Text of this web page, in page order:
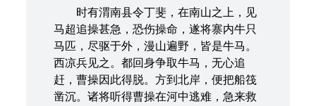
时有渭南县令丁斐，在南山之上，见
马超追操甚急，恐伤操命，遂将寨内牛只
马匹，尽驱于外，漫山遍野，皆是牛马。
西凉兵见之。都回身争取牛马，无心追
赶，曹操因此得脱。方到北岸，便把船筏
凿沉。诸将听得曹操在河中逃难，急来救